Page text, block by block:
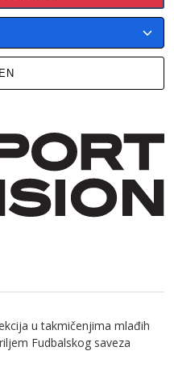
u takmičenjima mlađih
Fudbalskog saveza